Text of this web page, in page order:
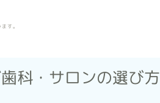
す。
科・サロンの選び方